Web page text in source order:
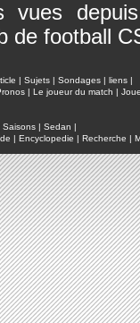
vues
de football
| Sujets | Sondages | liens |
| Le joueur du match |
Saisons | Sedan |
| Encyclopedie | Recherche |